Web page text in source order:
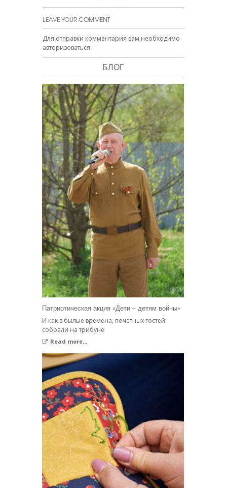
LEAVE YOUR COMMENT
Для отправки комментария вам необходимо
авторизоваться.
БЛОГ
Патриотическая акция «Дети – детям войны»
И как в былые времена, почетных гостей
собрали на трибуне
Read more...